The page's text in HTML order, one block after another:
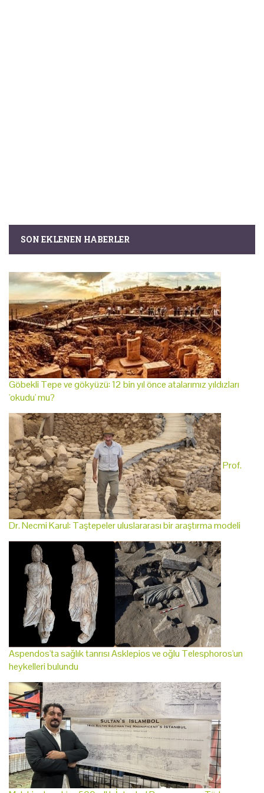
SON EKLENEN HABERLER
Göbekli Tepe ve gökyüzü: 12 bin yıl önce atalarımız yıldızları
'okudu' mu?
Prof.
Dr. Necmi Karul: Taştepeler uluslararası bir araştırma modeli
Aspendos'ta sağlık tanrısı Asklepios ve oğlu Telesphoros'un
heykelleri bulundu